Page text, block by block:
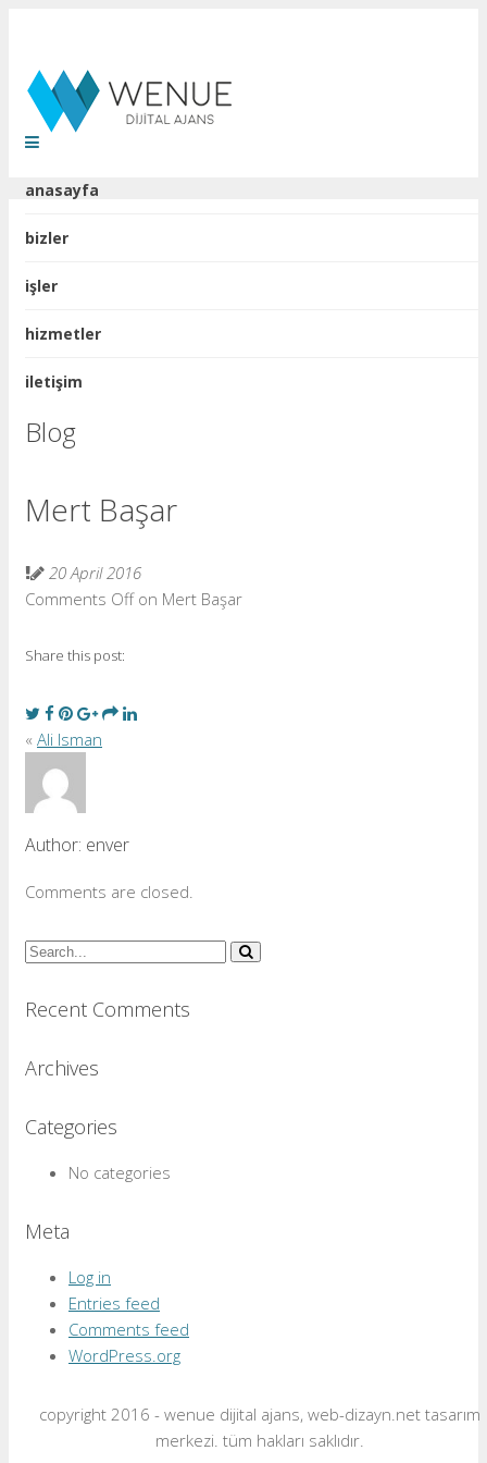
anasayfa
bizler
işler
hizmetler
iletişim
Blog
Mert Başar
20 April 2016
Comments Offon Mert Başar
Share this post:
« Ali Isman
Author: enver
Comments are closed.
Recent Comments
Archives
Categories
No categories
Meta
Log in
Entries feed
Comments feed
WordPress.org
copyright 2016 - wenue dijital ajans, web-dizayn.net tasarım
merkezi. tüm hakları saklıdır.